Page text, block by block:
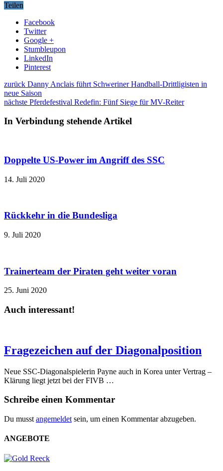
Teilen
Facebook
Twitter
Google +
Stumbleupon
LinkedIn
Pinterest
zurück Danny Anclais führt Schweriner Handball-Drittligisten in
neue Saison
nächste Pferdefestival Redefin: Fünf Siege für MV-Reiter
In Verbindung stehende Artikel
Doppelte US-Power im Angriff des SSC
14. Juli 2020
Rückkehr in die Bundesliga
9. Juli 2020
Trainerteam der Piraten geht weiter voran
25. Juni 2020
Auch interessant!
Fragezeichen auf der Diagonalposition
Neue SSC-Diagonalspielerin Payne auch in Korea unter Vertrag –
Klärung liegt jetzt bei der FIVB …
Schreibe einen Kommentar
Du musst angemeldet sein, um einen Kommentar abzugeben.
ANGEBOTE